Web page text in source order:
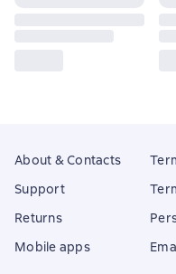
About & Contacts
Support
Returns
Mobile apps